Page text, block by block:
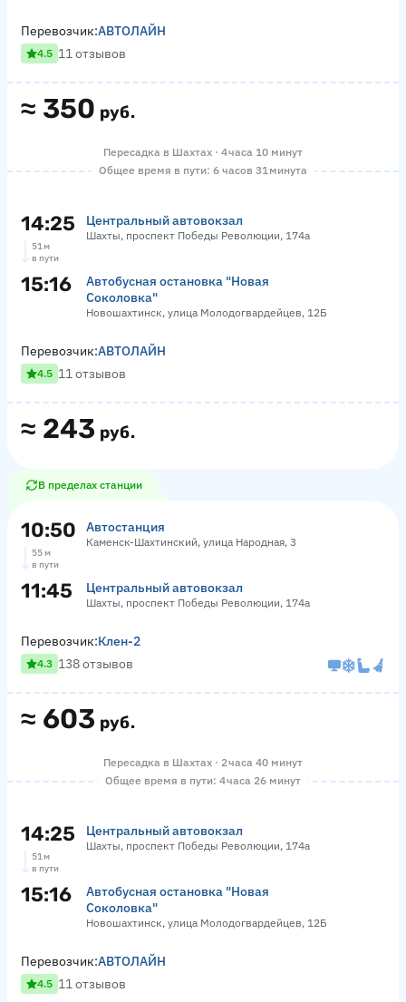
≈ 350 руб.
Перевозчик:АВТОЛАЙН
4.5 11 отзывов
Пересадка в Шахтах · 4 часа 10 минут
Общее время в пути: 6 часов 31 минута
14:25 Центральный автовокзал
Шахты, проспект Победы Революции, 174а
51 м
в пути
15:16
Автобусная остановка "Новая
Соколовка"
Новошахтинск, улица Молодогвардейцев, 12Б
≈ 243 руб.
Перевозчик:АВТОЛАЙН
4.5 11 отзывов
В пределах станции
10:50 Автостанция
Каменск-Шахтинский, улица Народная, 3
55 м
в пути
11:45 Центральный автовокзал
Шахты, проспект Победы Революции, 174а
≈ 603 руб.
Перевозчик:Клен-2
4.3 138 отзывов
Пересадка в Шахтах · 2 часа 40 минут
Общее время в пути: 4 часа 26 минут
14:25 Центральный автовокзал
Шахты, проспект Победы Революции, 174а
51 м
в пути
15:16
Автобусная остановка "Новая
Соколовка"
Новошахтинск, улица Молодогвардейцев, 12Б
Перевозчик:АВТОЛАЙН
4.5 11 отзывов